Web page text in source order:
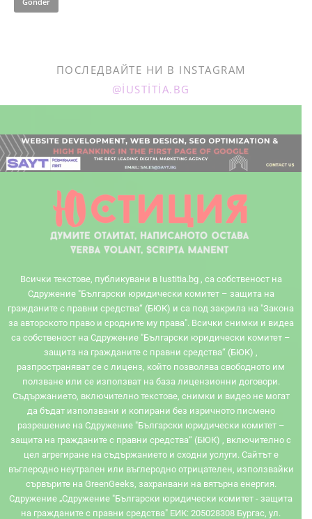
ПОСЛЕДВАЙТЕ НИ В INSTAGRAM
@IUSTITIA.BG
Всички текстове, публикувани в Iustitia.bg , са собственост на
Сдружение "Български юридически комитет – защита на
гражданите с правни средства“ (БЮК) и са под закрила на "Закона
за авторското право и сродните му права". Всички снимки и видеа
са собственост на Сдружение "Български юридически комитет –
защита на гражданите с правни средства“ (БЮК) ,
разпространяват се с лиценз, който позволява свободното им
ползване или се използват на база лицензионни договори.
Съдържанието, включително текстове, снимки и видео не могат
да бъдат използвани и копирани без изричното писмено
разрешение на Сдружение "Български юридически комитет –
защита на гражданите с правни средства“ (БЮК) , включително с
цел агрегиране на съдържанието и сходни услуги. Сайтът e
въглеродно неутрален или въглеродно отрицателен, използвайки
сървърите на GreenGeeks, захранвани на вятърна енергия.
Сдружение „Сдружение "Български юридически комитет - защита
на гражданите с правни средства" ЕИК: 205028308 Бургас, ул.